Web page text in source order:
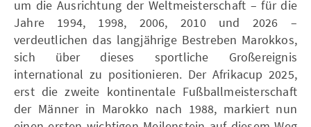
um die Ausrichtung der Weltmeisterschaft – für die
Jahre 1994, 1998, 2006, 2010 und 2026 –
verdeutlichen das langjährige Bestreben Marokkos,
sich über dieses sportliche Großereignis
international zu positionieren. Der Afrikacup 2025,
erst die zweite kontinentale Fußballmeisterschaft
der Männer in Marokko nach 1988, markiert nun